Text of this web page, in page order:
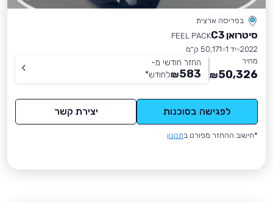
בפריסה ארצית
סיטרואן C3
FEEL PACK
2022 יד 1
50,171 ק״מ
מחיר
50,326
₪
החזר חודשי מ-
583
₪לחודש*
לפגישה בסוכנות יצירת קשר
*חישוב ההחזר מפורט בתקנון